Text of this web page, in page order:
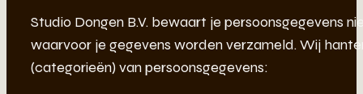
Studio Dongen B.V. bewaart je persoonsgegevens
waarvoor je gegevens worden verzameld. Wij
(categorieën) van persoonsgegevens: